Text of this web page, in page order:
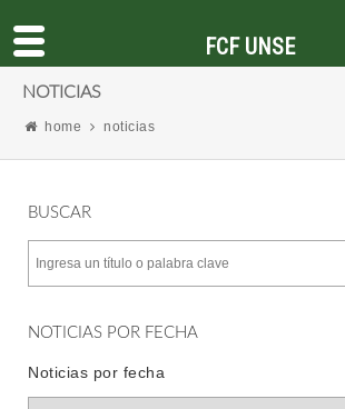
NOTICIAS
home noticias
BUSCAR
NOTICIAS POR FECHA
Noticias por fecha
FCF UNSE